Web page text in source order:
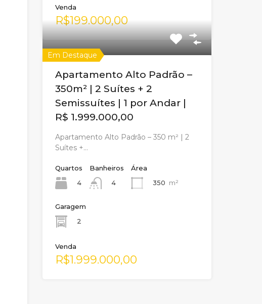
Venda
R$199.000,00
Em Destaque
Apartamento Alto Padrão –
350m² | 2 Suítes + 2
Semissuítes | 1 por Andar |
R$ 1.999.000,00
Apartamento Alto Padrão – 350 m² | 2
Suítes +…
Quartos
4
Banheiros
4
Área
350 m²
Garagem
2
Venda
R$1.999.000,00